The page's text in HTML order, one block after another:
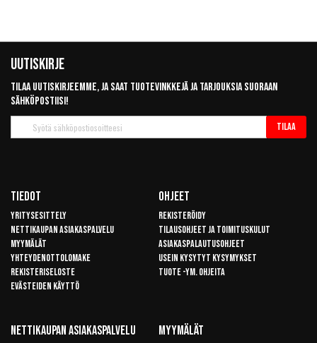
Uutiskirje
Tilaa uutiskirjeemme, ja saat tuotevinkkejä ja tarjouksia suoraan
sähköpostiisi!
uutiskirje
Tilaa
Tiedot
Yritysesittely
Nettikaupan asiakaspalvelu
Myymälät
Yhteydenottolomake
Rekisteriseloste
Evästeiden käyttö
Ohjeet
Rekisteröidy
Tilausohjeet ja toimituskulut
Asiakaspalautusohjeet
Usein kysytyt kysymykset
Tuote -ym. ohjeita
Nettikaupan Asiakaspalvelu Myymälät